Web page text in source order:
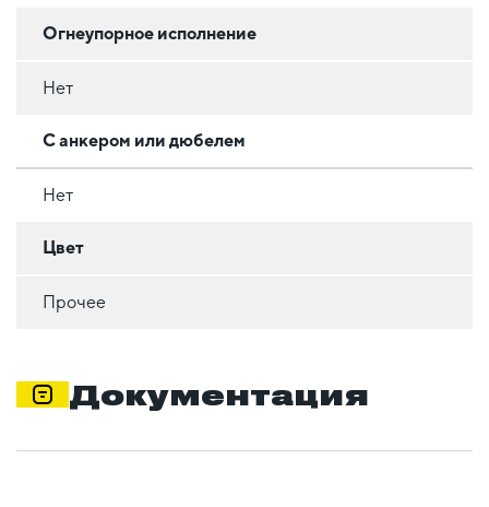
Огнеупорное исполнение
Нет
С анкером или дюбелем
Нет
Цвет
Прочее
Документация